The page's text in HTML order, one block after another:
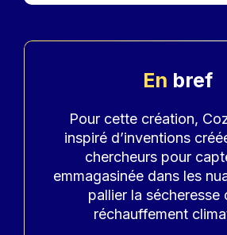
En bref
Accroche
Pour cette création,
inspiré d’inventions
chercheurs pour
emmagasinée dans les
pallier la sécheresse
réchauffement